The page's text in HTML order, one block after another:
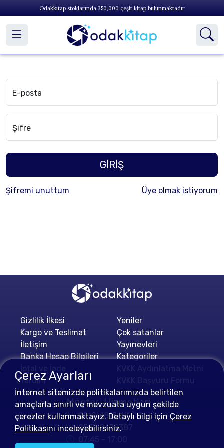
Odakkitap stoklarında 350,000 çeşit kitap bulunmaktadır
E-posta
Şifre
GİRİŞ
Şifremi unuttum Üye olmak istiyorum
Gizlilik İlkesi
Kargo ve Teslimat
İletişim
Banka Hesap Bilgileri
Yardım
Yeniler
Çok satanlar
Yayınevleri
Kategoriler
Müşteri Hizmetleri
0212 4813112
0552 0478387
07:45 - 17:00
Çerez Ayarları
İnternet sitemizde politikalarımızda belirtilen
amaçlarla sınırlı ve mevzuata uygun şekilde
çerezler kullanmaktayız. Detaylı bilgi için Çerez
Politikasını inceleyebilirsiniz.